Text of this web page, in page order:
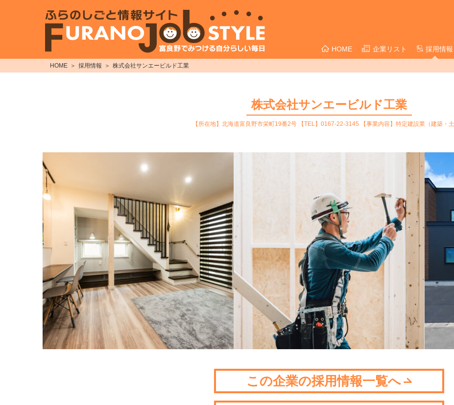
HOME 企業リスト 採用情報
HOME 採用情報 株式会社サンエービルド工業
株式会社サンエービルド工業
【所在地】北海道富良野市栄町19番2号 【TEL】0167-22-3145 【事業内容】特定建設業（建築・土
この企業の採用情報一覧へ